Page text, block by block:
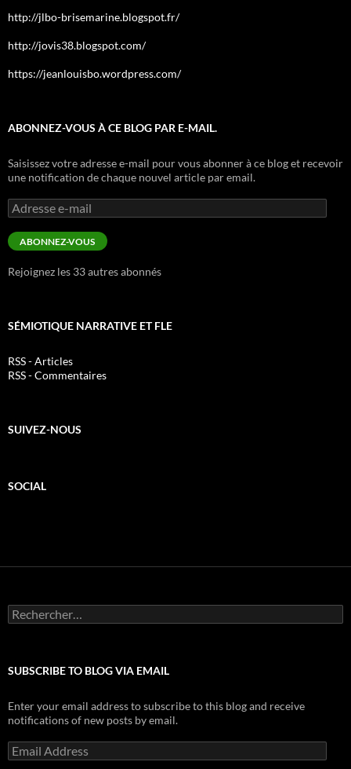
http://jlbo-brisemarine.blogspot.fr/
http://jovis38.blogspot.com/
https://jeanlouisbo.wordpress.com/
ABONNEZ-VOUS À CE BLOG PAR E-MAIL.
Saisissez votre adresse e-mail pour vous abonner à ce blog et recevoir
une notification de chaque nouvel article par email.
Adresse
e-
mail
ABONNEZ-VOUS
Rejoignez les 33 autres abonnés
SÉMIOTIQUE NARRATIVE ET FLE
RSS - Articles
RSS - Commentaires
SUIVEZ-NOUS
SOCIAL
Rechercher :
SUBSCRIBE TO BLOG VIA EMAIL
Enter your email address to subscribe to this blog and receive
notifications of new posts by email.
Email
Address